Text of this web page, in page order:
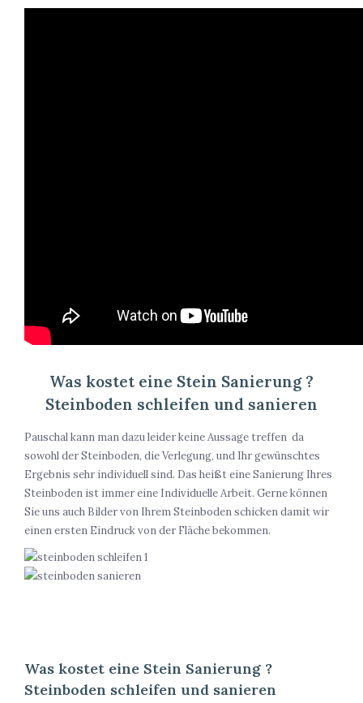
Was kostet eine Stein Sanierung ?
Steinboden schleifen und sanieren
Pauschal kann man dazu leider keine Aussage treffen da
sowohl der Steinboden, die Verlegung, und Ihr gewünschtes
Ergebnis sehr individuell sind. Das heißt eine Sanierung Ihres
Steinboden ist immer eine Individuelle Arbeit. Gerne können
Sie uns auch Bilder von Ihrem Steinboden schicken damit wir
einen ersten Eindruck von der Fläche bekommen.
Was kostet eine Stein Sanierung ?
Steinboden schleifen und sanieren